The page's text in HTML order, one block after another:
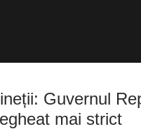
Guvernul
mai strict